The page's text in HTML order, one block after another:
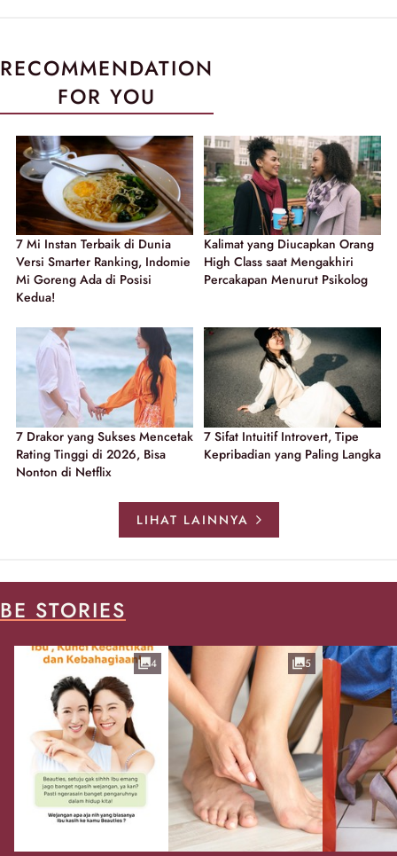
RECOMMENDATION
FOR YOU
7 Mi Instan Terbaik di Dunia
Versi Smarter Ranking, Indomie
Mi Goreng Ada di Posisi
Kedua!
Kalimat yang Diucapkan Orang
High Class saat Mengakhiri
Percakapan Menurut Psikolog
7 Drakor yang Sukses Mencetak
Rating Tinggi di 2026, Bisa
Nonton di Netflix
7 Sifat Intuitif Introvert, Tipe
Kepribadian yang Paling Langka
LIHAT LAINNYA
BE STORIES
4 5